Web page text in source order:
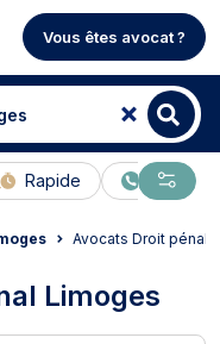
Vous êtes avocat ?
Rapide En ligne
Avocats Droit pénal
Limoges